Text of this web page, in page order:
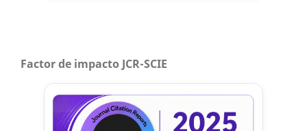
Factor de impacto JCR-SCIE